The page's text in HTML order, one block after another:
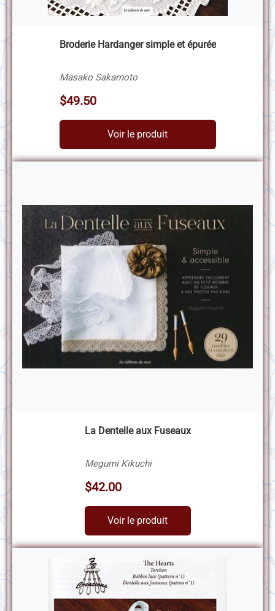
Broderie Hardanger simple et épurée
Masako Sakamoto
$49.50
Voir le produit
La Dentelle aux Fuseaux
Megumi Kikuchi
$42.00
Voir le produit